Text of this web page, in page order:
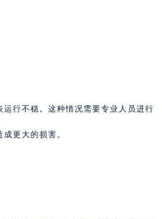
行不稳。这种情况需要专业人员进行
更大的损害。